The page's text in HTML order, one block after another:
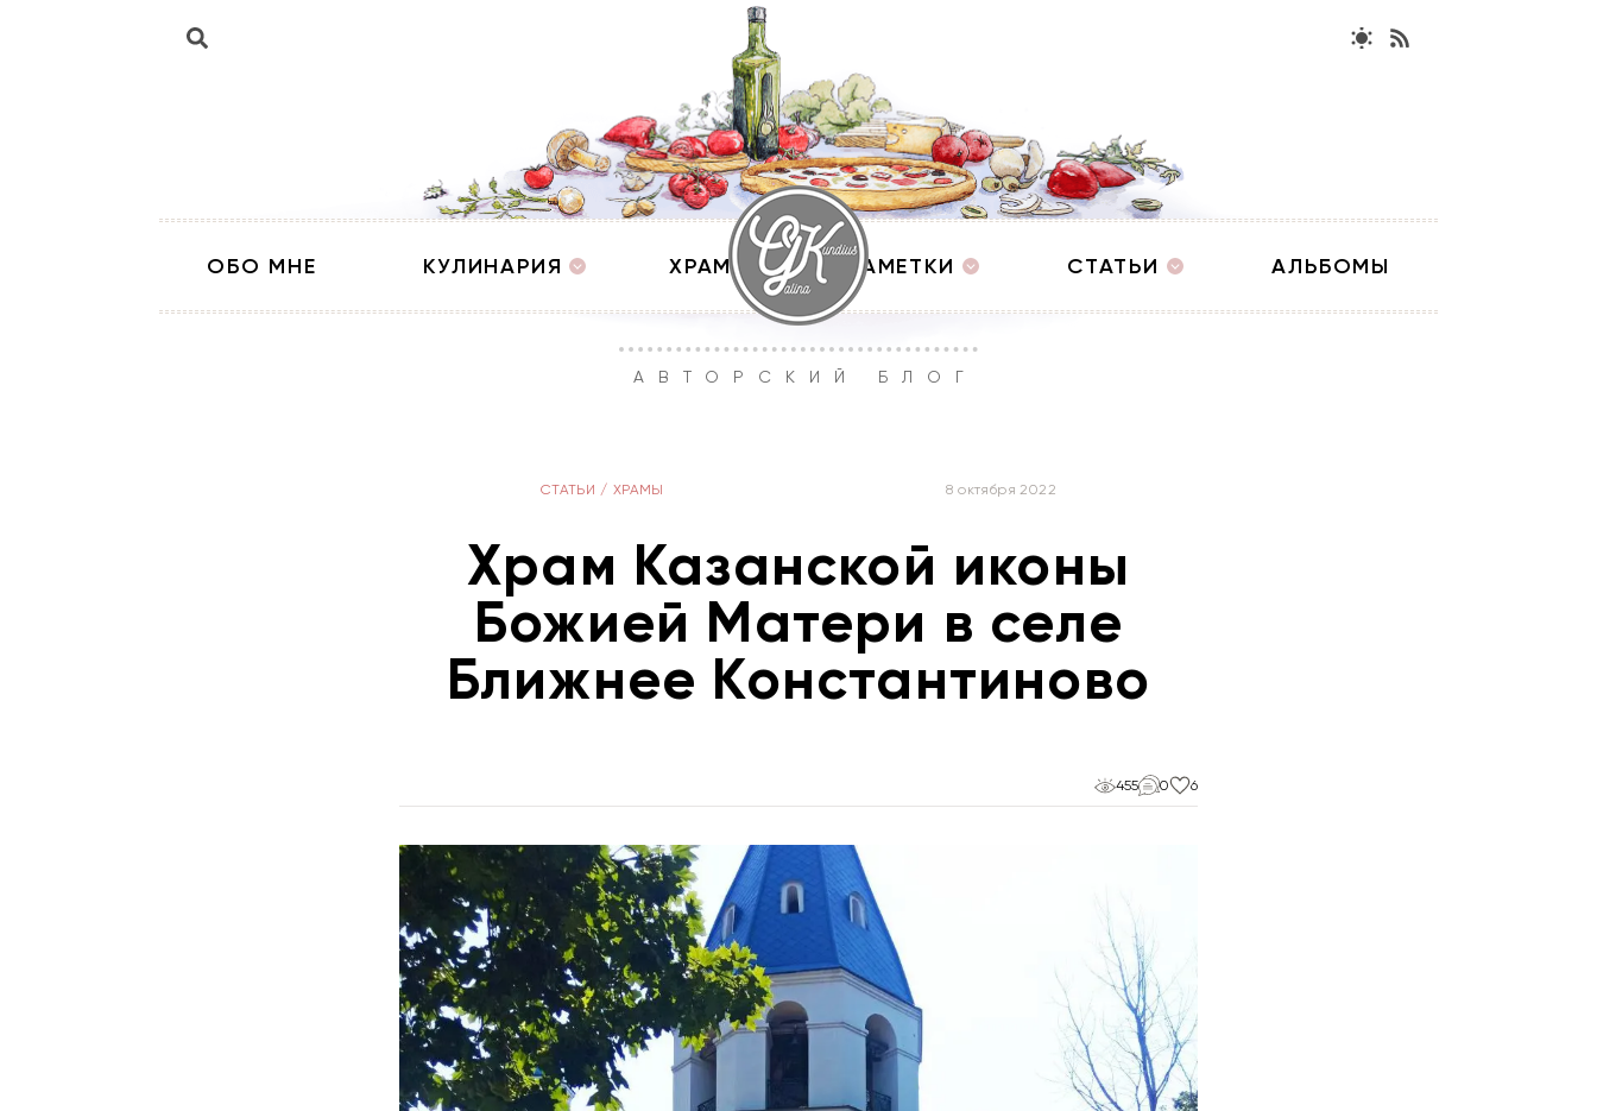
ОБО МНЕ КУЛИНАРИЯ ХРАМЫ ЗАМЕТКИ СТАТЬИ АЛЬБОМЫ
АВТОРСКИЙ БЛОГ
СТАТЬИ / ХРАМЫ 8 октября 2022
Храм Казанской иконы
Божией Матери в селе
Ближнее Константиново
455 0 6